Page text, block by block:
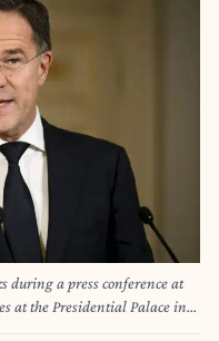
during a press conference at
at the Presidential Palace in
topic of the summit is the